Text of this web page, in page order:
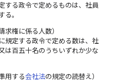
する政令で定めるものは、社員
る。
求権に係る人数）
規定する政令で定める数は、社
は百五十名のうちいずれか少な
用する会社法の規定の読替え）